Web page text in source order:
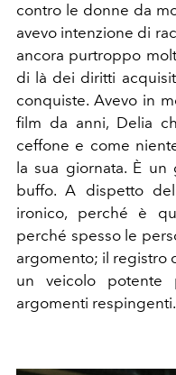
contro le donne da
avevo intenzione di
ancora purtroppo
di là dei diritti
conquiste. Avevo in
film da anni, Delia
ceffone e come
la sua giornata. È
buffo. A dispetto
ironico, perché è
perché spesso le
argomento; il registro
un veicolo potente
argomenti respingenti.